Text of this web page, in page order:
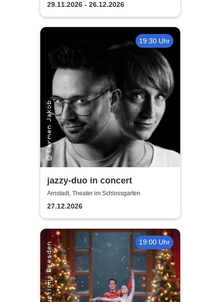
29.11.2026 - 26.12.2026
19:30 Uhr
jazzy-duo in concert
Arnstadt, Theater im Schlossgarten
27.12.2026
19:00 Uhr